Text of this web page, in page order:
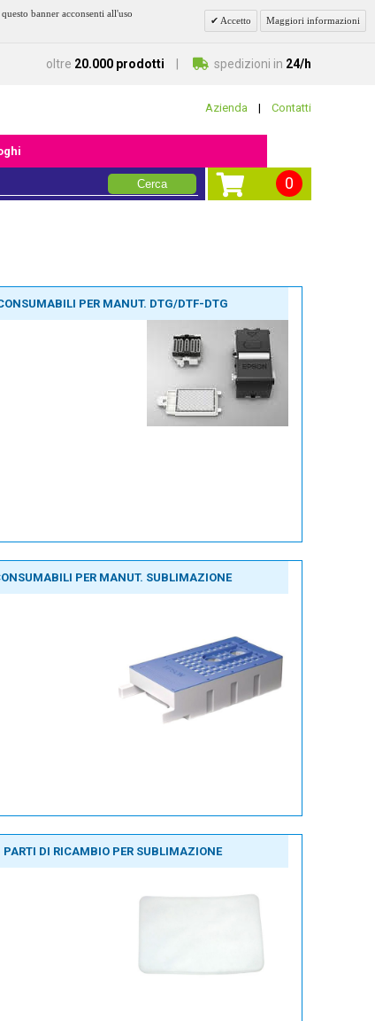
banner acconsenti all'uso
Accetto Maggiori informazioni
oltre 20.000 prodotti spedizioni in 24/h
Azienda | Contatti
Cerca 0
PER MANUT. DTG/DTF-DTG
PER MANUT. SUBLIMAZIONE
PARTI DI RICAMBIO PER SUBLIMAZIONE